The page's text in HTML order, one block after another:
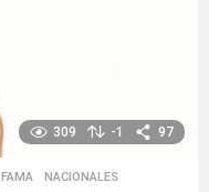
309 -1 97
,FAMA ,NACIONALES